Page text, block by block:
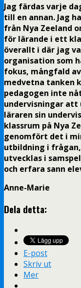
Jag färdas varje
till en annan. Jag
från Nya Zeeland
för lärande i ett
överallt i där jag
organisation som
fokus, mångfald
medvetna tanken
pedagogen inte
undervisningar att
läraren sin
klassrum på Nya
genomfört det i
utbildning i
utvecklas i
och erfara sann
Anne-Marie
Dela detta:
E-post
Skriv ut
Mer